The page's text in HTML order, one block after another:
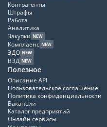
Контрагенты
Штрафы
Работа
Аналитика
Закупки NEW
Комплаенс NEW
ЭДО NEW
ВЭД NEW
Полезное
Описание API
Пользовательское соглашение
Политика конфиденциальности
Вакансии
Каталог предприятий
Онлайн сервисы